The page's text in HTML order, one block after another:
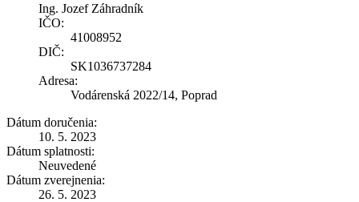
Ing. Jozef Záhradník
IČO:
41008952
DIČ:
SK1036737284
Adresa:
Vodárenská 2022/14, Poprad
Dátum doručenia:
10. 5. 2023
Dátum splatnosti:
Neuvedené
Dátum zverejnenia:
26. 5. 2023